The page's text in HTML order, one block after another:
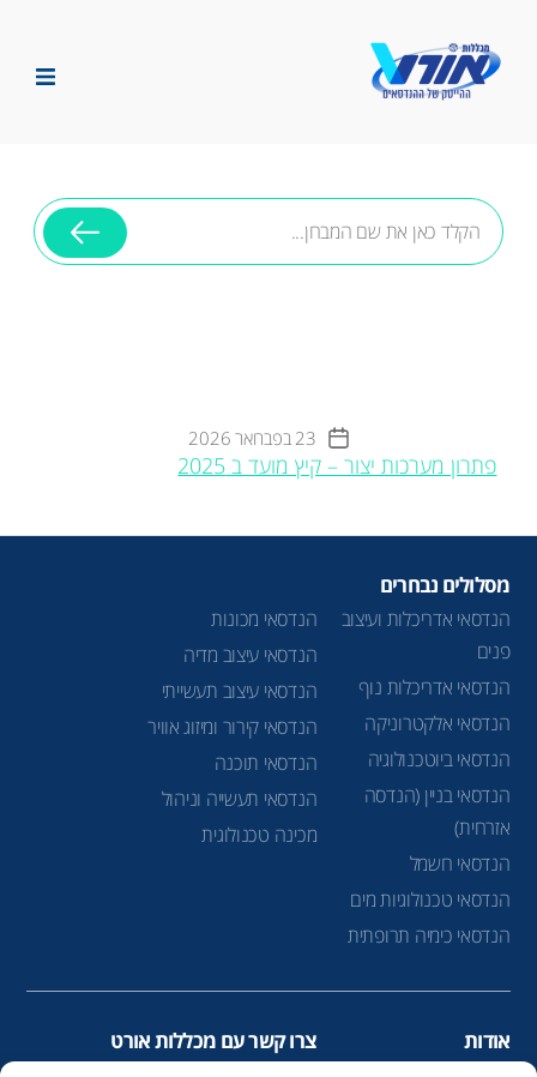
אורט
חיפוש
חיפ
וש
תאריך
פוסט
23 בפברואר 2026
פתרון מערכות יצור – קיץ מועד ב 2025
מסלולים נבחרים
הנדסאי אדריכלות ועיצוב
פנים
הנדסאי אדריכלות נוף
הנדסאי אלקטרוניקה
הנדסאי ביוטכנולוגיה
הנדסאי בניין (הנדסה
אזרחית)
הנדסאי חשמל
הנדסאי טכנולוגיות מים
הנדסאי כימיה תרופתית
הנדסאי מכונות
הנדסאי עיצוב מדיה
הנדסאי עיצוב תעשייתי
הנדסאי קירור ומיזוג אוויר
הנדסאי תוכנה
הנדסאי תעשייה וניהול
מכינה טכנולוגית
אודות צרו קשר עם מכללות אורט